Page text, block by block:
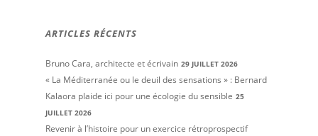
ARTICLES RÉCENTS
Bruno Cara, architecte et écrivain 29 JUILLET 2026
« La Méditerranée ou le deuil des sensations » : Bernard
Kalaora plaide ici pour une écologie du sensible 25
JUILLET 2026
Revenir à l’histoire pour un exercice rétroprospectif